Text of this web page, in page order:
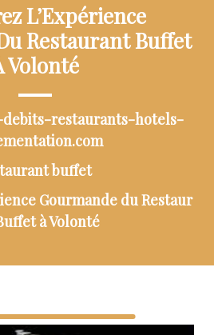
L’Expérience
Restaurant Buffet
Volonté
debits-restaurants-hotels-
buffet
Gourmande du Restaur
à Volonté